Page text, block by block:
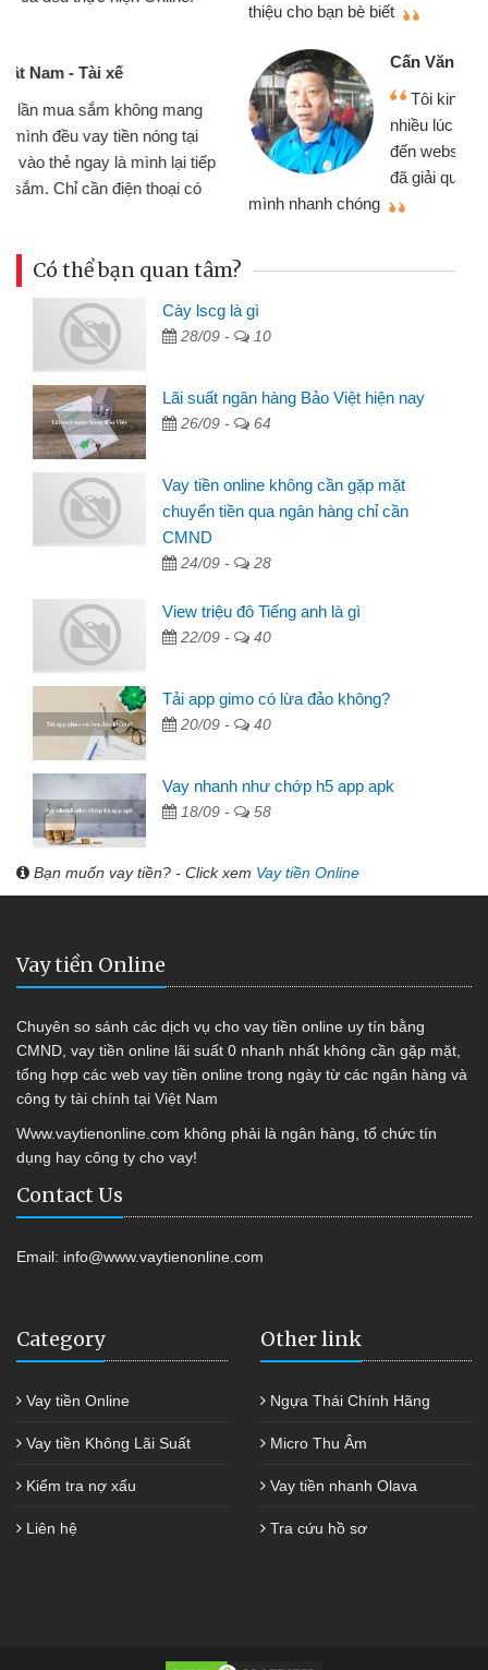
Cấn Văn Lực - Tạp hóa
Tôi kinh doanh buôn bán nhỏ lẻ
nhiều lúc cần vốn nhập hàng, nhờ biết
đến website qua bạn bè giới thiệu tôi
đã giải quyết được công việc của
Có thể bạn quan tâm?
Cày lscg là gì
28/09 - 10
Lãi suất ngân hàng Bảo Việt hiện nay
26/09 - 64
Vay tiền online không cần gặp mặt
chuyển tiền qua ngân hàng chỉ cần
CMND
24/09 - 28
View triệu đô Tiếng anh là gì
22/09 - 40
Tải app gimo có lừa đảo không?
20/09 - 40
Vay nhanh như chớp h5 app apk
18/09 - 58
Bạn muốn vay tiền? - Click xem Vay tiền Online
Vay tiền Online
Chuyên so sánh các dịch vụ cho vay tiền online uy tín bằng
CMND, vay tiền online lãi suất 0 nhanh nhất không cần gặp mặt,
tổng hợp các web vay tiền online trong ngày từ các ngân hàng và
công ty tài chính tại Việt Nam
Www.vaytienonline.com không phải là ngân hàng, tổ chức tín
dụng hay công ty cho vay!
Contact Us
Email: info@www.vaytienonline.com
Category
Vay tiền Online
Vay tiền Không Lãi Suất
Kiểm tra nợ xấu
Liên hệ
Other link
Ngựa Thái Chính Hãng
Micro Thu Âm
Vay tiền nhanh Olava
Tra cứu hồ sơ